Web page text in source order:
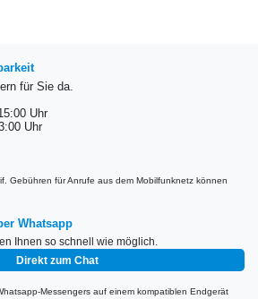
für Sie da.
Uhr
Uhr
Gebühren für Anrufe aus dem Mobilfunknetz können
Whatsapp
Ihnen so schnell wie möglich.
Direkt zum Chat
Messengers auf einem kompatiblen Endgerät